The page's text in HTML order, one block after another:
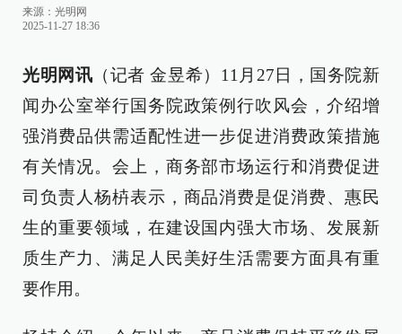
来源： 光明网
2025-11-27 18:36
光明网讯 （记者 金昱希）11月27日，国务院新
闻办公室举行国务院政策例行吹风会，介绍增
强消费品供需适配性进一步促进消费政策措施
有关情况。会上，商务部市场运行和消费促进
司负责人杨枿表示，商品消费是促消费、惠民
生的重要领域，在建设国内强大市场、发展新
质生产力、满足人民美好生活需要方面具有重
要作用。